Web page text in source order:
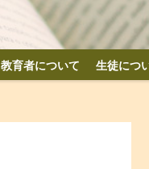
教育者について 生徒につ